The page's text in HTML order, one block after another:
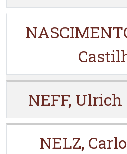
NEFF, Ulrich
NELZ,